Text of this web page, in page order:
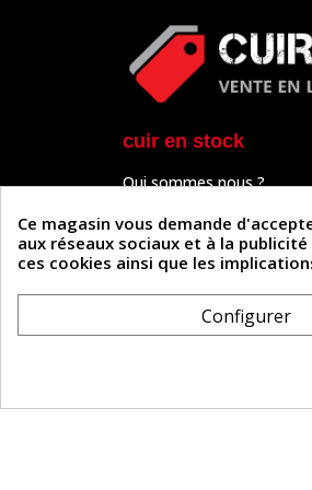
cuir en stock
Qui sommes nous ?
Paiement sécurisé
Un problème de
Frais de livraison
Formulaire de rétractation
Ce magasin vous demande
aux réseaux sociaux et à la
ces cookies ainsi que les
Configurer